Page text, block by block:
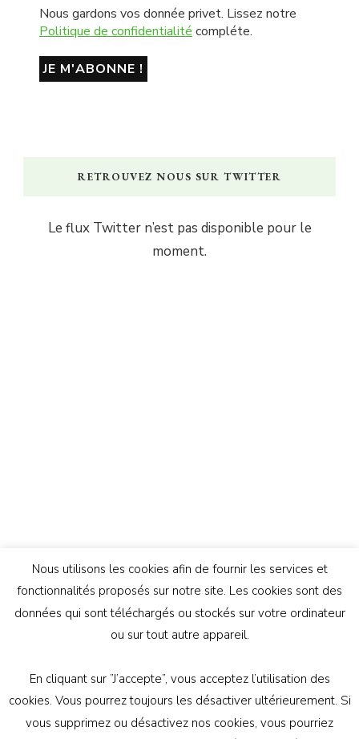
Nous gardons vos donnée privet. Lissez notre
Politique de confidentialité compléte.
RETROUVEZ NOUS SUR TWITTER
Le flux Twitter n’est pas disponible pour le
moment.
Génération Athée
. Tous droits
réservés.
Vilva | Développé par
Propulsé par
politique de confidentialité
Nous utilisons les cookies afin de fournir les services et
fonctionnalités proposés sur notre site. Les cookies sont des
données qui sont téléchargés ou stockés sur votre ordinateur
ou sur tout autre appareil.
En cliquant sur ”J’accepte”, vous acceptez l’utilisation des
cookies. Vous pourrez toujours les désactiver ultérieurement. Si
vous supprimez ou désactivez nos cookies, vous pourriez